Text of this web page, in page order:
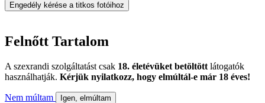
Engedély kérése a titkos fotóihoz
Felnőtt Tartalom
A szexrandi szolgáltatást csak 18. életévüket betöltött látogatók
használhatják. Kérjük nyilatkozz, hogy elmúltál-e már 18 éves!
Nem múltam Igen, elmúltam